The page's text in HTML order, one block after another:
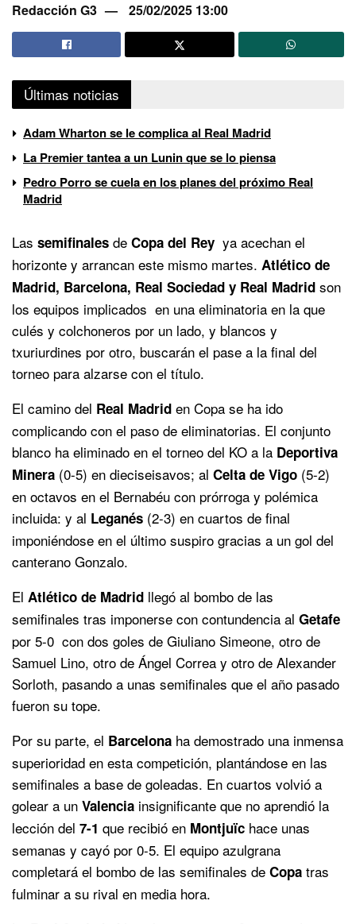
Redacción G3 25/02/2025 13:00
Últimas noticias
Adam Wharton se le complica al Real Madrid
La Premier tantea a un Lunin que se lo piensa
Pedro Porro se cuela en los planes del próximo Real
Madrid
Las semifinales de Copa del Rey ya acechan el
horizonte y arrancan este mismo martes. Atlético de
Madrid, Barcelona, Real Sociedad y Real Madrid son
los equipos implicados en una eliminatoria en la que
culés y colchoneros por un lado, y blancos y
txuriurdines por otro, buscarán el pase a la final del
torneo para alzarse con el título.
El camino del Real Madrid en Copa se ha ido
complicando con el paso de eliminatorias. El conjunto
blanco ha eliminado en el torneo del KO a la Deportiva
Minera (0-5) en dieciseisavos; al Celta de Vigo (5-2)
en octavos en el Bernabéu con prórroga y polémica
incluida: y al Leganés (2-3) en cuartos de final
imponiéndose en el último suspiro gracias a un gol del
canterano Gonzalo.
El Atlético de Madrid llegó al bombo de las
semifinales tras imponerse con contundencia al Getafe
por 5-0 con dos goles de Giuliano Simeone, otro de
Samuel Lino, otro de Ángel Correa y otro de Alexander
Sorloth, pasando a unas semifinales que el año pasado
fueron su tope.
Por su parte, el Barcelona ha demostrado una inmensa
superioridad en esta competición, plantándose en las
semifinales a base de goleadas. En cuartos volvió a
golear a un Valencia insignificante que no aprendió la
lección del 7-1 que recibió en Montjuïc hace unas
semanas y cayó por 0-5. El equipo azulgrana
completará el bombo de las semifinales de Copa tras
fulminar a su rival en media hora.